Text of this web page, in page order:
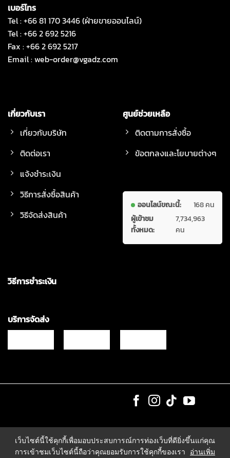
เบอร์โทร
Tel : +66 81 170 3446 (ฝ่ายขายออนไลน์)
Tel : +66 2 692 5216
Fax : +66 2 692 5217
Email :web-order@vgadz.com
เกี่ยวกับเรา
เกี่ยวกับบริษัท
ติดต่อเรา
แจ้งชำระเงิน
วิธีการสั่งซื้อสินค้า
วิธีจัดส่งสินค้า
ศูนย์ช่วยเหลือ
ติดตามการสั่งซื้อ
ข้อตกลงและโยบายต่างๆ
ออนไลน์ขณะนี้:
168 คน
ผู้เข้าชม
ทั้งหมด:
7,734,963
คน
วิธีการชำระเงิน
บริการจัดส่ง
เว็บไซต์นี้ใช้คุกกี้เพื่อมอบประสบการณ์การท่องเว็บที่ดียิ่งขึ้นแก่คุณ
การเข้าชมเว็บไซต์นี้ถือว่าคุณยอมรับการใช้คุกกี้ของเรา
อ่านเพิ่ม